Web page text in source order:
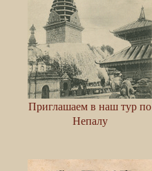
Приглашаем в наш тур по
Непалу